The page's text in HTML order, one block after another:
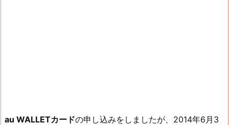
au WALLETカードの申し込みをしましたが、2014年6月3